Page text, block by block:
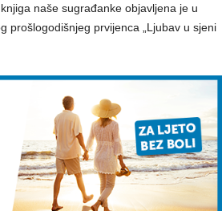
naše sugrađanke objavljena je u
prošlogodišnjeg prvijenca „Ljubav u sjeni